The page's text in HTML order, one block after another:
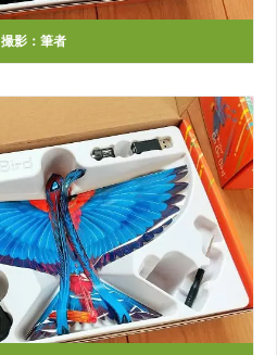
撮影：筆者